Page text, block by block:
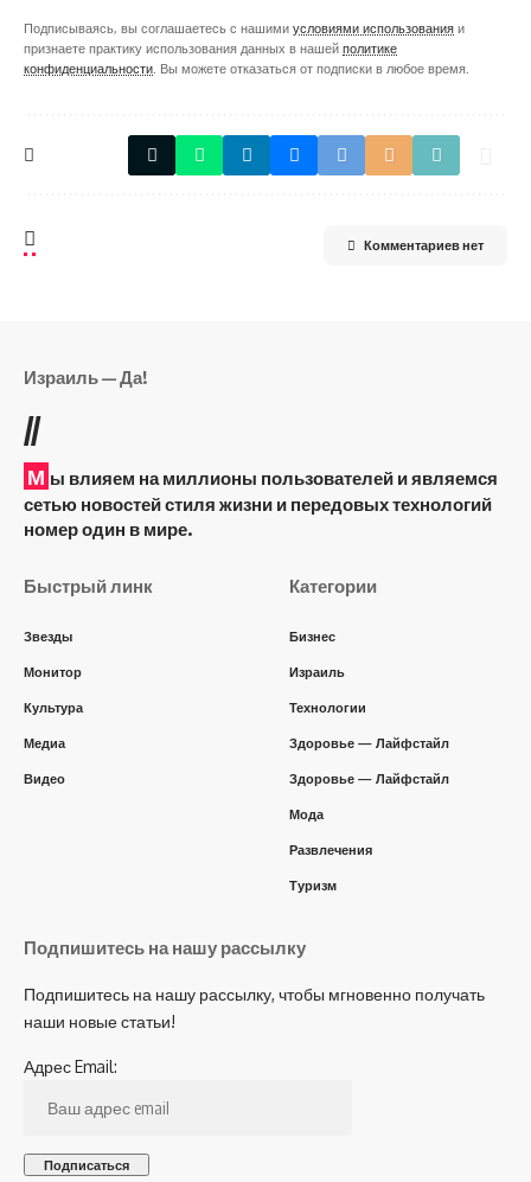
Подписываясь, вы соглашаетесь с нашими условиями использования и
признаете практику использования данных в нашей политике
конфиденциальности . Вы можете отказаться от подписки в любое время.
Комментариев нет
Израиль — Да!
//
М ы влияем на миллионы пользователей и являемся
сетью новостей стиля жизни и передовых технологий
номер один в мире.
Быстрый линк
Звезды
Монитор
Культура
Медиа
Видео
Категории
Бизнес
Израиль
Технологии
Здоровье — Лайфстайл
Здоровье — Лайфстайл
Мода
Развлечения
Туризм
Подпишитесь на нашу рассылку
Подпишитесь на нашу рассылку, чтобы мгновенно получать
наши новые статьи!
Адрес Email: